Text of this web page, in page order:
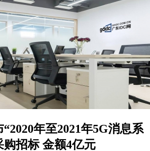
年至2021年5G消息系
招标 金额4亿元